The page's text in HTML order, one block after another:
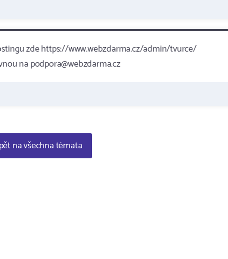
zde https://www.webzdarma.cz/admin/tvurce/
na podpora@webzdarma.cz
na všechna témata